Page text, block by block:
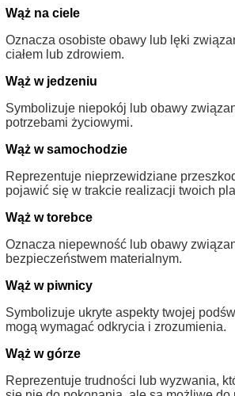
Wąż na ciele
Oznacza osobiste obawy lub lęki
ciałem lub zdrowiem.
Wąż w jedzeniu
Symbolizuje niepokój lub obawy
potrzebami życiowymi.
Wąż w samochodzie
Reprezentuje nieprzewidziane
pojawić się w trakcie realizacji twoich
Wąż w torebce
Oznacza niepewność lub obawy
bezpieczeństwem materialnym.
Wąż w piwnicy
Symbolizuje ukryte aspekty twojej
mogą wymagać odkrycia i zrozumienia.
Wąż w górze
Reprezentuje trudności lub wyzwania,